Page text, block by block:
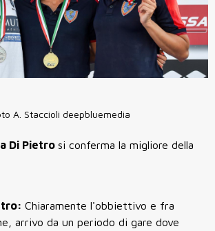
A. Staccioli deepbluemedia
Di Pietro si conferma la migliore della
Chiaramente l'obbiettivo e fra
arrivo da un periodo di gare dove